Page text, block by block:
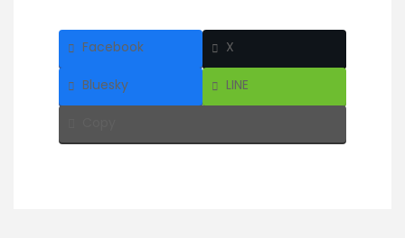
Facebook X
Bluesky LINE